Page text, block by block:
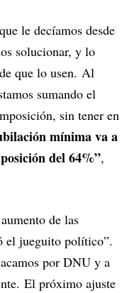
le decíamos desde
solucionar, y lo
que lo usen. Al
sumando el
sin tener en
mínima va a
del 64%”,
de las
el jueguito político”.
por DNU y a
El próximo ajuste